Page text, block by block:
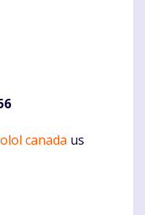
canada us